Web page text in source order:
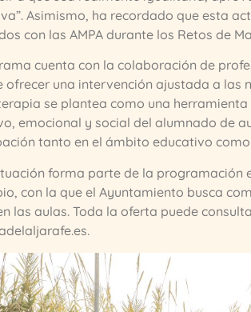
Asimismo, ha recordado que esta
con las AMPA durante los Retos de
cuenta con la colaboración de
ofrecer una intervención ajustada a las
se plantea como una
emocional y social del alumnado de
tanto en el ámbito educativo
forma parte de la
con la que el Ayuntamiento busca
las aulas. Toda la oferta puede